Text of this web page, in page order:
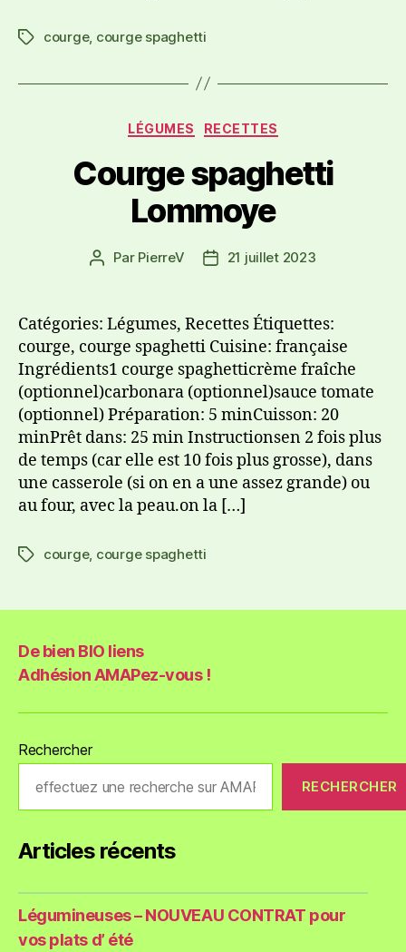
courge, courge spaghetti
LÉGUMES RECETTES
Courge spaghetti
Lommoye
Par PierreV 21 juillet 2023
Catégories: Légumes, Recettes Étiquettes:
courge, courge spaghetti Cuisine: française
Ingrédients1 courge spaghetticrème fraîche
(optionnel)carbonara (optionnel)sauce tomate
(optionnel) Préparation: 5 minCuisson: 20
minPrêt dans: 25 min Instructionsen 2 fois plus
de temps (car elle est 10 fois plus grosse), dans
une casserole (si on en a une assez grande) ou
au four, avec la peau.on la […]
courge, courge spaghetti
De bien BIO liens
Adhésion AMAPez-vous !
Rechercher
RECHERCHER
Articles récents
Légumineuses – NOUVEAU CONTRAT pour
vos plats d’ été